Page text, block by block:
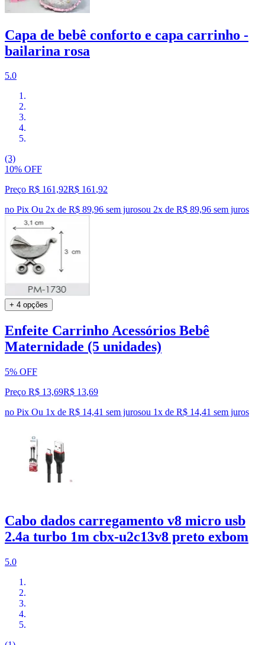
Capa de bebê conforto e capa carrinho -
bailarina rosa
5.0
(3)
10% OFF
Preço R$ 161,92R$ 161,92
no Pix Ou 2x de R$ 89,96 sem jurosou 2x de R$ 89,96 sem juros
+ 4 opções
Enfeite Carrinho Acessórios Bebê
Maternidade (5 unidades)
5% OFF
Preço R$ 13,69R$ 13,69
no Pix Ou 1x de R$ 14,41 sem jurosou 1x de R$ 14,41 sem juros
Cabo dados carregamento v8 micro usb
2.4a turbo 1m cbx-u2c13v8 preto exbom
5.0